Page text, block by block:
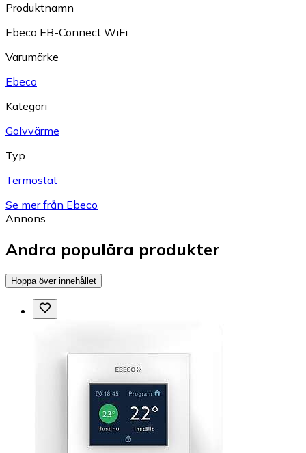
Produktnamn
Ebeco EB-Connect WiFi
Varumärke
Ebeco
Kategori
Golvvärme
Typ
Termostat
Se mer från Ebeco
Annons
Andra populära produkter
Hoppa över innehållet